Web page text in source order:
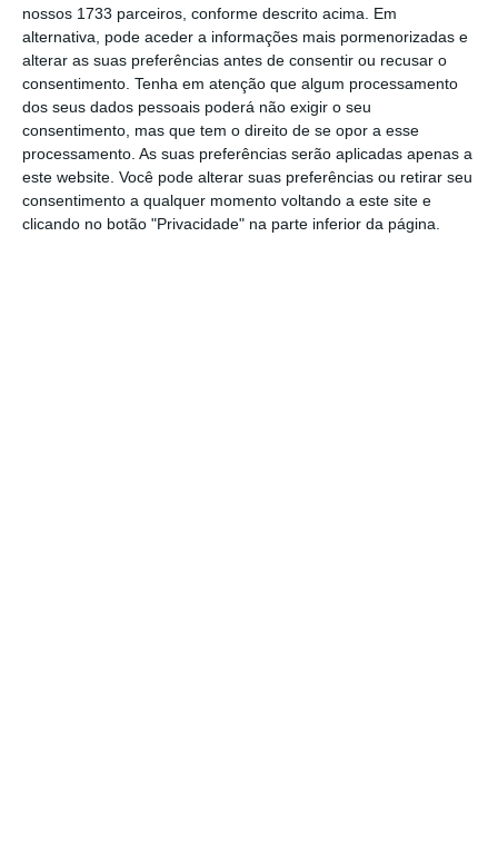
nossos 1733 parceiros, conforme descrito acima. Em
alternativa, pode aceder a informações mais pormenorizadas e
alterar as suas preferências antes de consentir ou recusar o
consentimento. Tenha em atenção que algum processamento
dos seus dados pessoais poderá não exigir o seu
consentimento, mas que tem o direito de se opor a esse
processamento. As suas preferências serão aplicadas apenas a
este website. Você pode alterar suas preferências ou retirar seu
consentimento a qualquer momento voltando a este site e
clicando no botão "Privacidade" na parte inferior da página.
A nova imagem e identidade corporativa
“Polopiqué – Creative Texagility”,reflete a
aposta crescente do grupo na inovação,
design,tecnologia e a diversificação no
negócio que tem vindo a fazer. Transporta
também a ambição de rejuvenescer e reforçar